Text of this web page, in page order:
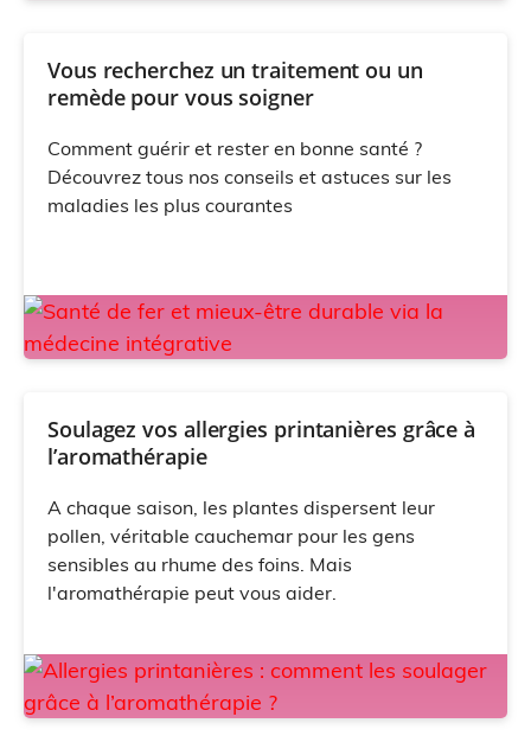
Vous recherchez un traitement ou un
remède pour vous soigner
Comment guérir et rester en bonne santé ?
Découvrez tous nos conseils et astuces sur les
maladies les plus courantes
Soulagez vos allergies printanières grâce à
l’aromathérapie
A chaque saison, les plantes dispersent leur
pollen, véritable cauchemar pour les gens
sensibles au rhume des foins. Mais
l'aromathérapie peut vous aider.